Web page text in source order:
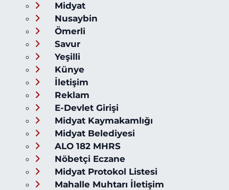
Midyat
Nusaybin
Ömerli
Savur
Yeşilli
Künye
İletişim
Reklam
E-Devlet Girişi
Midyat Kaymakamlığı
Midyat Belediyesi
ALO 182 MHRS
Nöbetçi Eczane
Midyat Protokol Listesi
Mahalle Muhtarı İletişim